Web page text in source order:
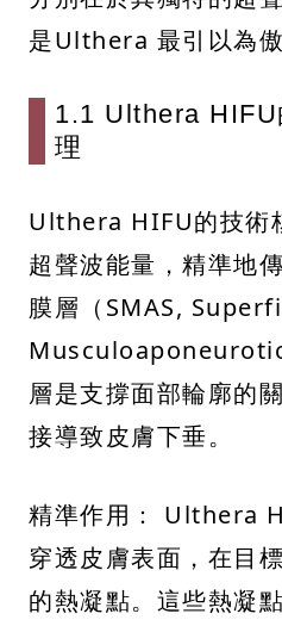
是Ulthera 最引以為傲
1.1 Ulthera HIFU
理
Ulthera HIFU的技術
超聲波能量，精準地
膜層（SMAS,
層是支撐面部輪廓的
接導致皮膚下垂。
精準作用： Ulthera
穿透皮膚表面，在目
的熱凝點。這些熱凝